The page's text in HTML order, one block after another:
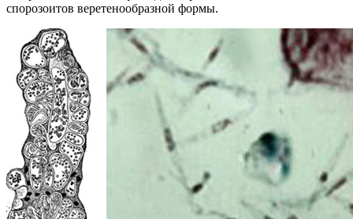
спорозоитов веретенообразной формы.